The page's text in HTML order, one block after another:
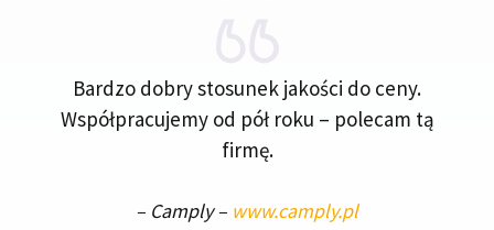
Bardzo dobry stosunek jakości do ceny.
Współpracujemy od pół roku – polecam tą
firmę.
– Camply– www.camply.pl